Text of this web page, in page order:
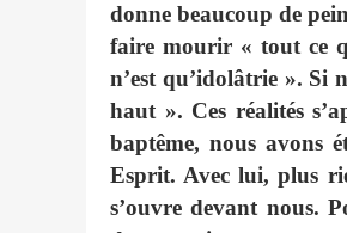
donne beaucoup de
faire mourir « tout ce
n’est qu’idolâtrie ». Si
haut ». Ces réalités
baptême, nous avons
Esprit. Avec lui, plus
s’ouvre devant nous.